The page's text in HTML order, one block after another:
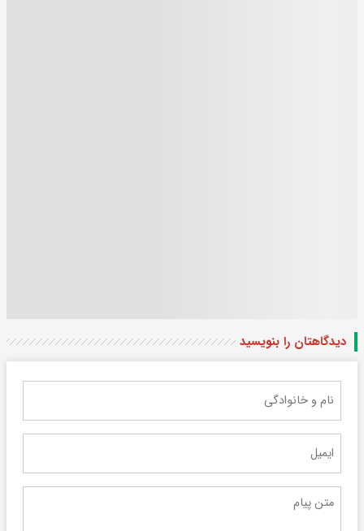
دیدگاهتان را بنویسید